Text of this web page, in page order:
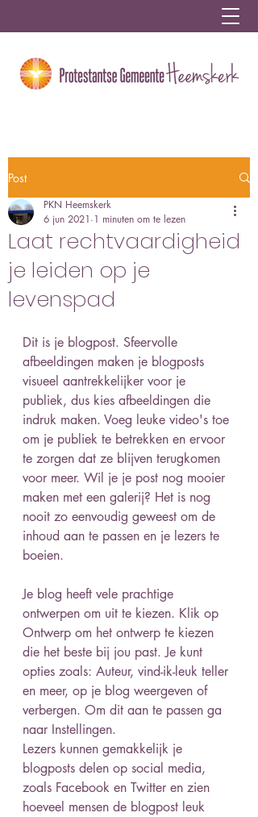
Post
Laat rechtvaardigheid
je leiden op je
levenspad
PKN Heemskerk
6 jun 2021 1 minuten om te lezen
Dit is je blogpost. Sfeervolle
afbeeldingen maken je blogposts
visueel aantrekkelijker voor je
publiek, dus kies afbeeldingen die
indruk maken. Voeg leuke video's toe
om je publiek te betrekken en ervoor
te zorgen dat ze blijven terugkomen
voor meer. Wil je je post nog mooier
maken met een galerij? Het is nog
nooit zo eenvoudig geweest om de
inhoud aan te passen en je lezers te
boeien.
Je blog heeft vele prachtige
ontwerpen om uit te kiezen. Klik op
Ontwerp om het ontwerp te kiezen
die het beste bij jou past. Je kunt
opties zoals: Auteur, vind-ik-leuk teller
en meer, op je blog weergeven of
verbergen. Om dit aan te passen ga
naar Instellingen.
Lezers kunnen gemakkelijk je
blogposts delen op social media,
zoals Facebook en Twitter en zien
hoeveel mensen de blogpost leuk